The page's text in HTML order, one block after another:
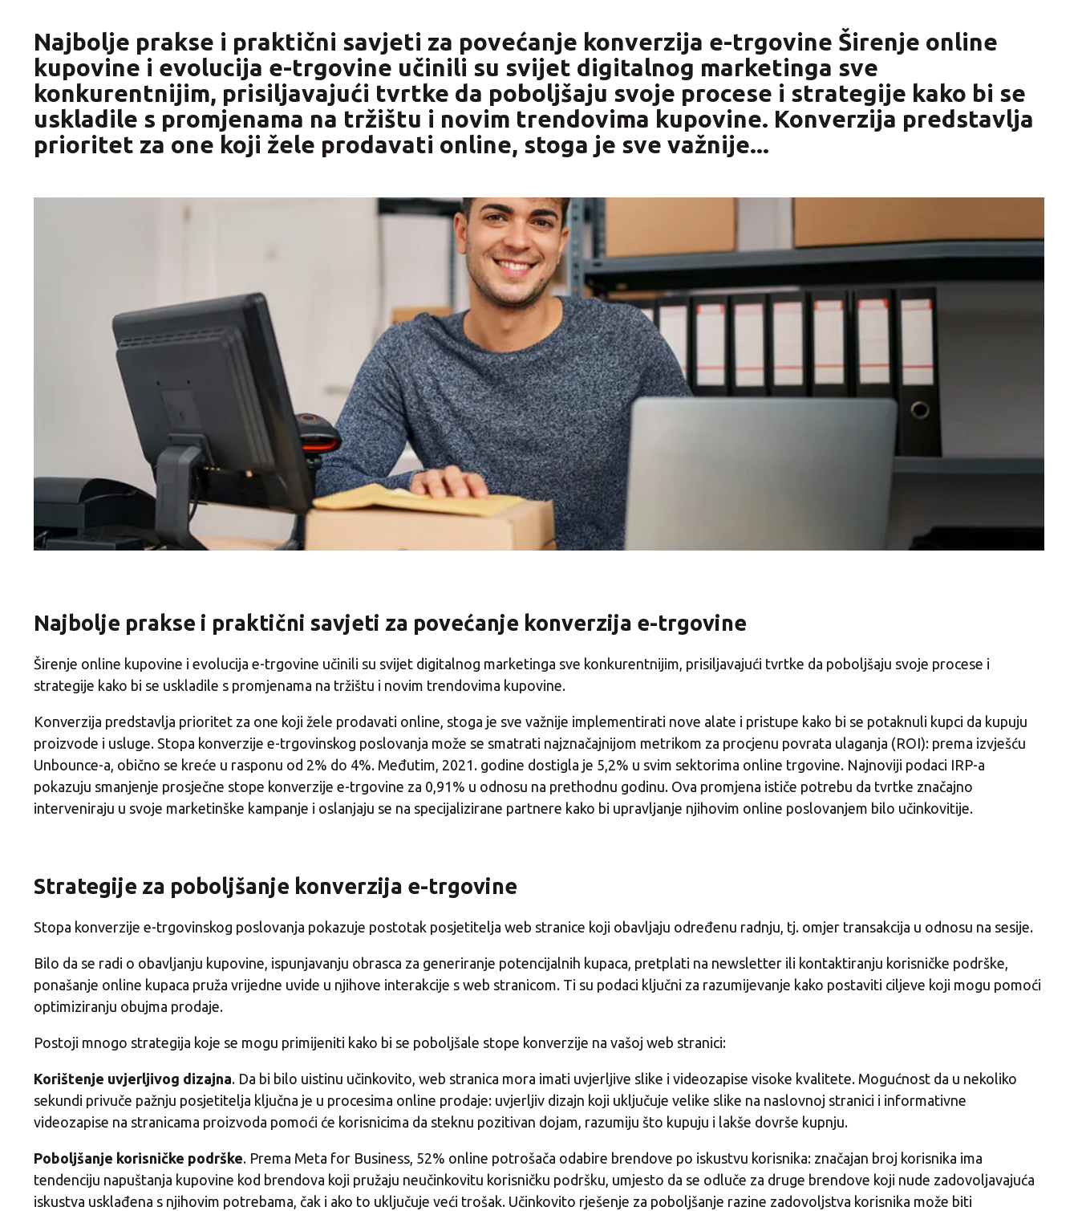
Najbolje prakse i praktični savjeti za povećanje konverzija e-trgovine Širenje online
kupovine i evolucija e-trgovine učinili su svijet digitalnog marketinga sve
konkurentnijim, prisiljavajući tvrtke da poboljšaju svoje procese i strategije kako bi se
uskladile s promjenama na tržištu i novim trendovima kupovine. Konverzija predstavlja
prioritet za one koji žele prodavati online, stoga je sve važnije...
Najbolje prakse i praktični savjeti za povećanje konverzija e-trgovine
Širenje online kupovine i evolucija e-trgovine učinili su svijet digitalnog marketinga sve konkurentnijim, prisiljavajući tvrtke da poboljšaju svoje procese i
strategije kako bi se uskladile s promjenama na tržištu i novim trendovima kupovine.
Konverzija predstavlja prioritet za one koji žele prodavati online, stoga je sve važnije implementirati nove alate i pristupe kako bi se potaknuli kupci da kupuju
proizvode i usluge. Stopa konverzije e-trgovinskog poslovanja može se smatrati najznačajnijom metrikom za procjenu povrata ulaganja (ROI): prema izvješću
Unbounce-a, obično se kreće u rasponu od 2% do 4%. Međutim, 2021. godine dostigla je 5,2% u svim sektorima online trgovine. Najnoviji podaci IRP-a
pokazuju smanjenje prosječne stope konverzije e-trgovine za 0,91% u odnosu na prethodnu godinu. Ova promjena ističe potrebu da tvrtke značajno
interveniraju u svoje marketinške kampanje i oslanjaju se na specijalizirane partnere kako bi upravljanje njihovim online poslovanjem bilo učinkovitije.
Strategije za poboljšanje konverzija e-trgovine
Stopa konverzije e-trgovinskog poslovanja pokazuje postotak posjetitelja web stranice koji obavljaju određenu radnju, tj. omjer transakcija u odnosu na sesije.
Bilo da se radi o obavljanju kupovine, ispunjavanju obrasca za generiranje potencijalnih kupaca, pretplati na newsletter ili kontaktiranju korisničke podrške,
ponašanje online kupaca pruža vrijedne uvide u njihove interakcije s web stranicom. Ti su podaci ključni za razumijevanje kako postaviti ciljeve koji mogu pomoći
optimiziranju obujma prodaje.
Postoji mnogo strategija koje se mogu primijeniti kako bi se poboljšale stope konverzije na vašoj web stranici:
Korištenje uvjerljivog dizajna. Da bi bilo uistinu učinkovito, web stranica mora imati uvjerljive slike i videozapise visoke kvalitete. Mogućnost da u nekoliko
sekundi privuče pažnju posjetitelja ključna je u procesima online prodaje: uvjerljiv dizajn koji uključuje velike slike na naslovnoj stranici i informativne
videozapise na stranicama proizvoda pomoći će korisnicima da steknu pozitivan dojam, razumiju što kupuju i lakše dovrše kupnju.
Poboljšanje korisničke podrške. Prema Meta for Business, 52% online potrošača odabire brendove po iskustvu korisnika: značajan broj korisnika ima
tendenciju napuštanja kupovine kod brendova koji pružaju neučinkovitu korisničku podršku, umjesto da se odluče za druge brendove koji nude zadovoljavajuća
iskustva usklađena s njihovim potrebama, čak i ako to uključuje veći trošak. Učinkovito rješenje za poboljšanje razine zadovoljstva korisnika može biti